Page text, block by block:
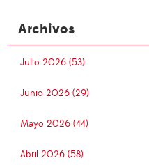
Archivos
Julio 2026 (53)
Junio 2026 (29)
Mayo 2026 (44)
Abril 2026 (58)